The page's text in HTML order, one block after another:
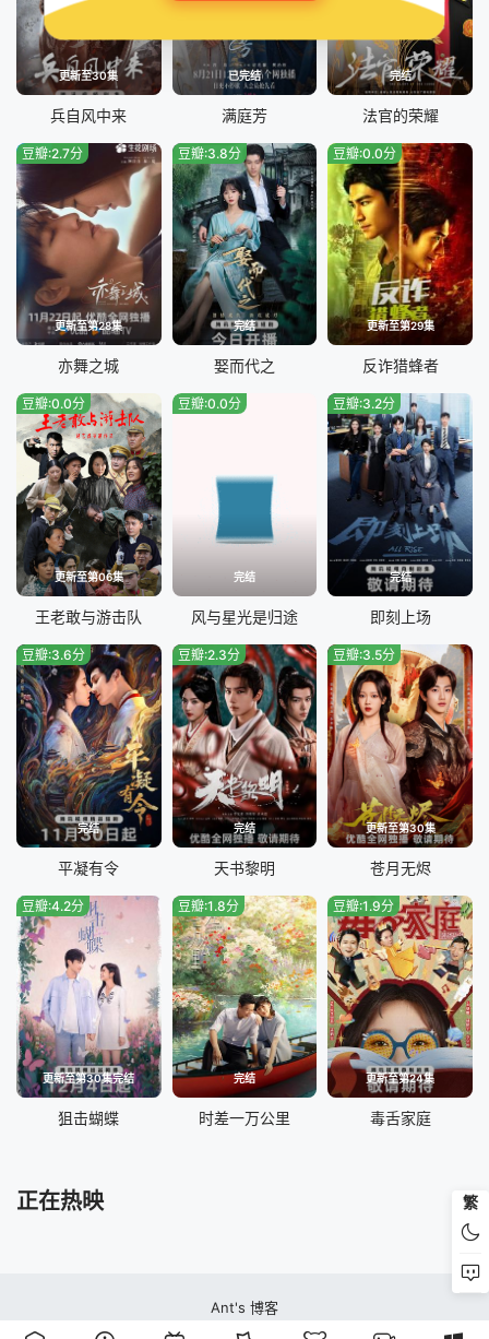
更新至30集
兵自风中来
已完结
满庭芳
完结
法官的荣耀
更新至第28集
豆瓣:2.7分
亦舞之城
完结
豆瓣:3.8分
娶而代之
更新至第29集
豆瓣:0.0分
反诈猎蜂者
更新至第06集
豆瓣:0.0分
王老敢与游击队
完结
豆瓣:0.0分
风与星光是归途
完结
豆瓣:3.2分
即刻上场
完结
豆瓣:3.6分
平凝有令
完结
豆瓣:2.3分
天书黎明
更新至第30集
豆瓣:3.5分
苍月无烬
更新至第30集完结
豆瓣:4.2分
狙击蝴蝶
完结
豆瓣:1.8分
时差一万公里
更新至第24集
豆瓣:1.9分
毒舌家庭
正在热映 繁
Ant's 博客
蚂蚁视频站本站所有内容均来自互联网分享站点所提供的公开引用资源，未提供